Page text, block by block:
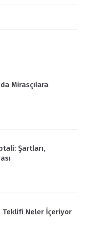
Mirasçılara
Şartları,
Teklifi Neler İçeriyor